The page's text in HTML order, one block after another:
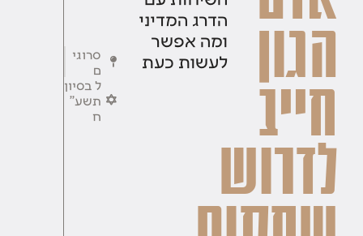
הגון
חייב
לדרוש
הדרג המדיני
ומה אפשר
לעשות כעת
סרוגי
ם
ל בסיון
תשע''
ח